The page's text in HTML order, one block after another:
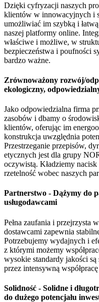
Dzięki cyfryzacji naszych
klientów w innowacyjnych i
umożliwiać im szybką i
naszej platformy online.
właściwe i możliwe, w
bezpieczeństwa i poufności
bardzo ważne.
Zrównoważony rozwój/
ekologiczny,
Jako odpowiedzialna firma
zasobów i dbamy o
klientów, oferując im
konstrukcja uwzględnia
Przestrzeganie przepisów,
etycznych jest dla grupy
oczywistą. Kładziemy
rzetelność wobec naszych
Partnerstwo - Dążymy do
usługodawcami
Pełna zaufania i przejrzysta
dostawcami zapewnia
Potrzebujemy wydajnych i
z którymi możemy
wysokie standardy jakości są
przez intensywną
Solidność - Solidne i
do dużego potencjału